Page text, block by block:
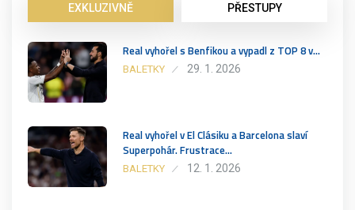
EXKLUZIVNĚ PŘESTUPY
Real vyhořel s Benfikou a vypadl z TOP 8 v…
BALETKY 29. 1. 2026
Real vyhořel v El Clásiku a Barcelona slaví
Superpohár. Frustrace…
BALETKY 12. 1. 2026